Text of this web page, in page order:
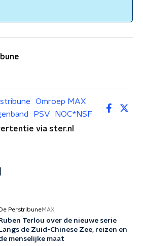
Omroep MAX
PSV
NOC*NSF
via ster.nl
PerstribuneMAX
Ruben Terlou over de nieuwe serie
Langs de Zuid-Chinese Zee, reizen en
menselijke maat